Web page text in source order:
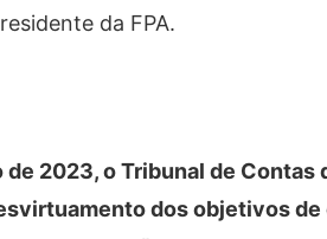
da FPA.
2023, o Tribunal de
dos objetivos de